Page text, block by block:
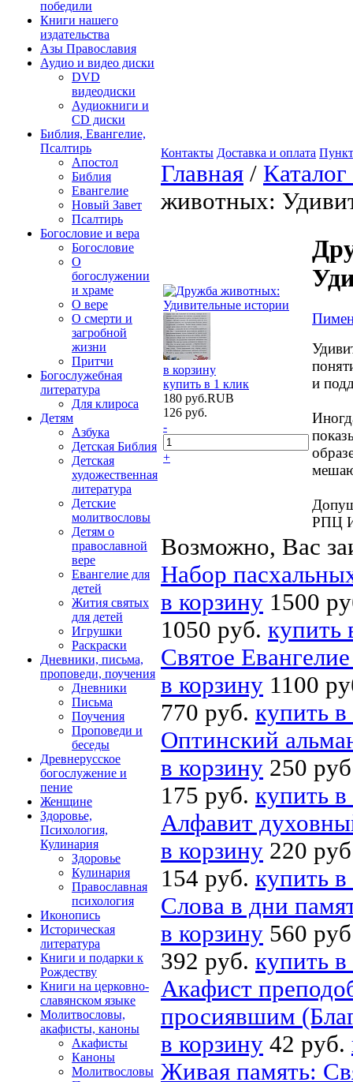
победили
Книги нашего
издательства
Азы Православия
Аудио и видео диски
DVD
видеодиски
Аудиокниги и
CD диски
Библия, Евангелие,
Псалтирь
Апостол
Библия
Евангелие
Новый Завет
Псалтирь
Богословие и вера
Богословие
О
богослужении
и храме
О вере
О смерти и
загробной
жизни
Притчи
Богослужебная
литература
Для клироса
Детям
Азбука
Детская Библия
Детская
художественная
литература
Детские
молитвословы
Детям о
православной
вере
Евангелие для
детей
Жития святых
для детей
Игрушки
Раскраски
Дневники, письма,
проповеди, поучения
Дневники
Письма
Поучения
Проповеди и
беседы
Древнерусское
богослужение и
пение
Женщине
Здоровье,
Психология,
Кулинария
Здоровье
Кулинария
Православная
психология
Иконопись
Историческая
литература
Книги и подарки к
Рождеству
Книги на церковно-
славянском языке
Молитвословы,
акафисты, каноны
Акафисты
Каноны
Молитвословы
Контакты Доставка и оплата
Главная /
животных:
в корзину
купить в 1 клик
180 руб.RUB
126 руб.
-
+
и
РПЦ
Возможно, Вас
Набор
в корзину 1500
1050 руб. купить
Святое
в корзину 1100
770 руб. купить
Оптинский
в корзину 250
175 руб. купить
Алфавит
в корзину 220
154 руб. купить
Слова в дни
в корзину 560
392 руб. купить
Акафист
просиявшим
в корзину 42 руб.
Живая память: